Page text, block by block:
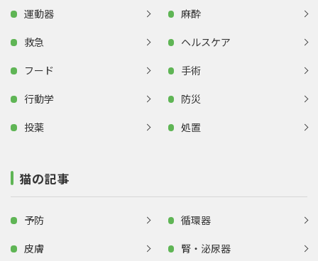
運動器
麻酔
救急
ヘルスケア
フード
手術
行動学
防災
投薬
処置
猫の記事
予防
循環器
皮膚
腎・泌尿器